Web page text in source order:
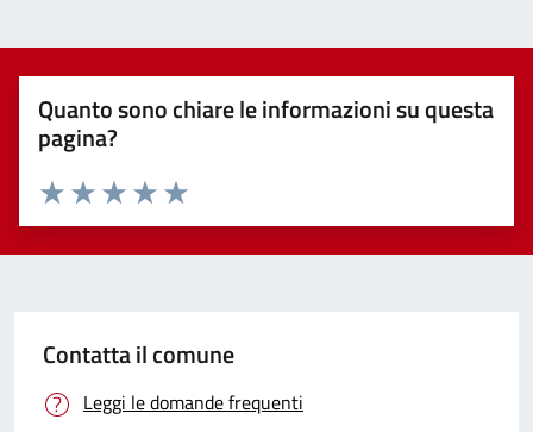
Quanto sono chiare le informazioni su questa
pagina?
Valuta 5 stelle su 5
Valuta 4 stelle su 5
Valuta 3 stelle su 5
Valuta 2 stelle su 5
Valuta 1 stelle su 5
Contatta il comune
Leggi le domande frequenti